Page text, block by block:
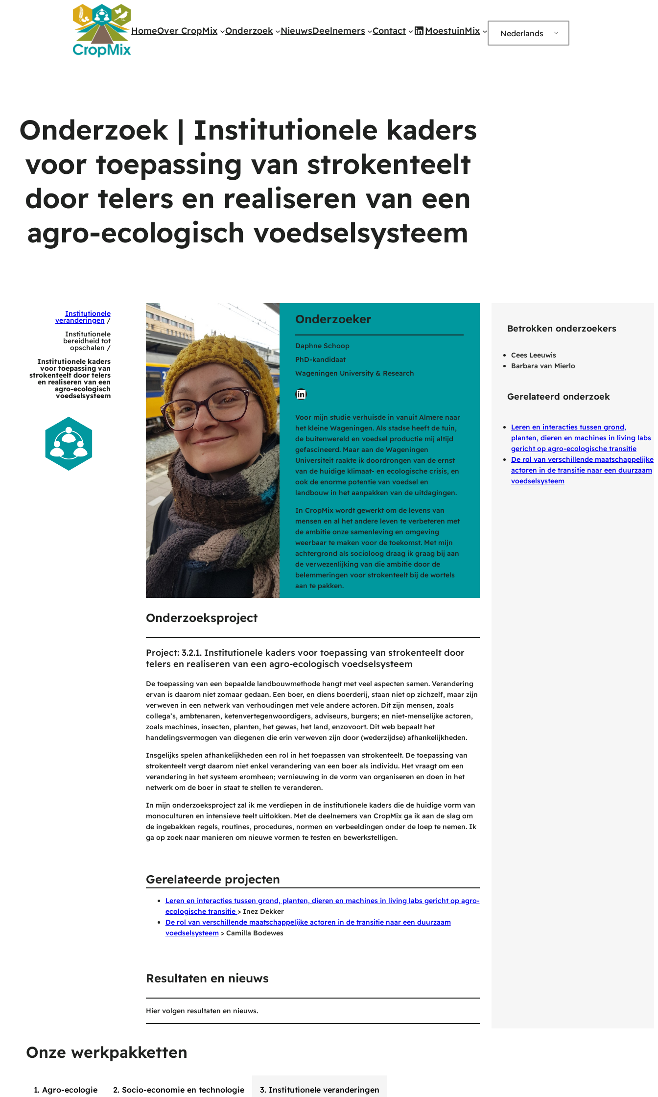
HomeOver CropMix Onderzoek NieuwsDeelnemers Contact LinkedIn
MoestuinMix Nederlands
Onderzoek | Institutionele kaders
voor toepassing van strokenteelt
door telers en realiseren van een
agro-ecologisch voedselsysteem
Institutionele
veranderingen /
Institutionele
bereidheid tot
opschalen /
Institutionele kaders
voor toepassing van
strokenteelt door telers
en realiseren van een
agro-ecologisch
voedselsysteem
Onderzoeker
Daphne Schoop
PhD-kandidaat
Wageningen University & Research
LinkedIn
Voor mijn studie verhuisde in vanuit Almere naar
het kleine Wageningen. Als stadse heeft de tuin,
de buitenwereld en voedsel productie mij altijd
gefascineerd. Maar aan de Wageningen
Universiteit raakte ik doordrongen van de ernst
van de huidige klimaat- en ecologische crisis, en
ook de enorme potentie van voedsel en
landbouw in het aanpakken van de uitdagingen.
In CropMix wordt gewerkt om de levens van
mensen en al het andere leven te verbeteren met
de ambitie onze samenleving en omgeving
weerbaar te maken voor de toekomst. Met mijn
achtergrond als socioloog draag ik graag bij aan
de verwezenlijking van die ambitie door de
belemmeringen voor strokenteelt bij de wortels
aan te pakken.
Onderzoeksproject
Project: 3.2.1. Institutionele kaders voor toepassing van strokenteelt door
telers en realiseren van een agro-ecologisch voedselsysteem
De toepassing van een bepaalde landbouwmethode hangt met veel aspecten samen. Verandering
ervan is daarom niet zomaar gedaan. Een boer, en diens boerderij, staan niet op zichzelf, maar zijn
verweven in een netwerk van verhoudingen met vele andere actoren. Dit zijn mensen, zoals
collega’s, ambtenaren, ketenvertegenwoordigers, adviseurs, burgers; en niet-menselijke actoren,
zoals machines, insecten, planten, het gewas, het land, enzovoort. Dit web bepaalt het
handelingsvermogen van diegenen die erin verweven zijn door (wederzijdse) afhankelijkheden.
Insgelijks spelen afhankelijkheden een rol in het toepassen van strokenteelt. De toepassing van
strokenteelt vergt daarom niet enkel verandering van een boer als individu. Het vraagt om een
verandering in het systeem eromheen; vernieuwing in de vorm van organiseren en doen in het
netwerk om de boer in staat te stellen te veranderen.
In mijn onderzoeksproject zal ik me verdiepen in de institutionele kaders die de huidige vorm van
monoculturen en intensieve teelt uitlokken. Met de deelnemers van CropMix ga ik aan de slag om
de ingebakken regels, routines, procedures, normen en verbeeldingen onder de loep te nemen. Ik
ga op zoek naar manieren om nieuwe vormen te testen en bewerkstelligen.
Gerelateerde projecten
Leren en interacties tussen grond, planten, dieren en machines in living labs gericht op agro-
ecologische transitie > Inez Dekker
De rol van verschillende maatschappelijke actoren in de transitie naar een duurzaam
voedselsysteem> Camilla Bodewes
Resultaten en nieuws
Hier volgen resultaten en nieuws.
Betrokken onderzoekers
Cees Leeuwis
Barbara van Mierlo
Gerelateerd onderzoek
Leren en interacties tussen grond,
planten, dieren en machines in living labs
gericht op agro-ecologische transitie
De rol van verschillende maatschappelijke
actoren in de transitie naar een duurzaam
voedselsysteem
Onze werkpakketten
1. Agro-ecologie 2. Socio-economie en technologie 3. Institutionele veranderingen